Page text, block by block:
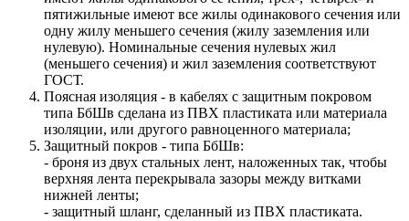
пятижильные имеют все жилы одинакового сечения или
одну жилу меньшего сечения (жилу заземления или
нулевую). Номинальные сечения нулевых жил
(меньшего сечения) и жил заземления соответствуют
ГОСТ.
Поясная изоляция - в кабелях с защитным покровом
типа БбШв сделана из ПВХ пластиката или материала
изоляции, или другого равноценного материала;
Защитный покров - типа БбШв:
- броня из двух стальных лент, наложенных так, чтобы
верхняя лента перекрывала зазоры между витками
нижней ленты;
- защитный шланг, сделанный из ПВХ пластиката.